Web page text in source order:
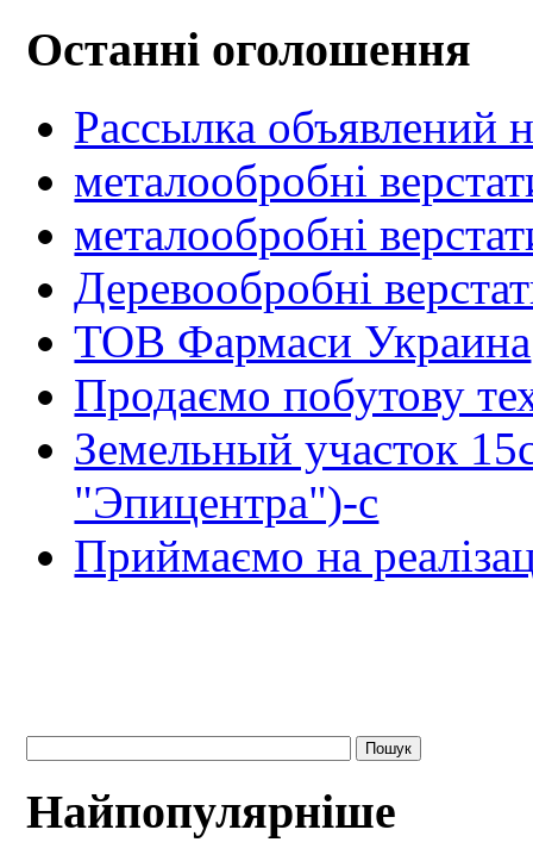
Останні оголошення
Рассылка объявлений
металообробні
металообробні
Деревообробні
ТОВ Фармаси Украина
Продаємо побутову
Земельный участок
"Эпицентра")-с
Приймаємо на
Найпопулярніше